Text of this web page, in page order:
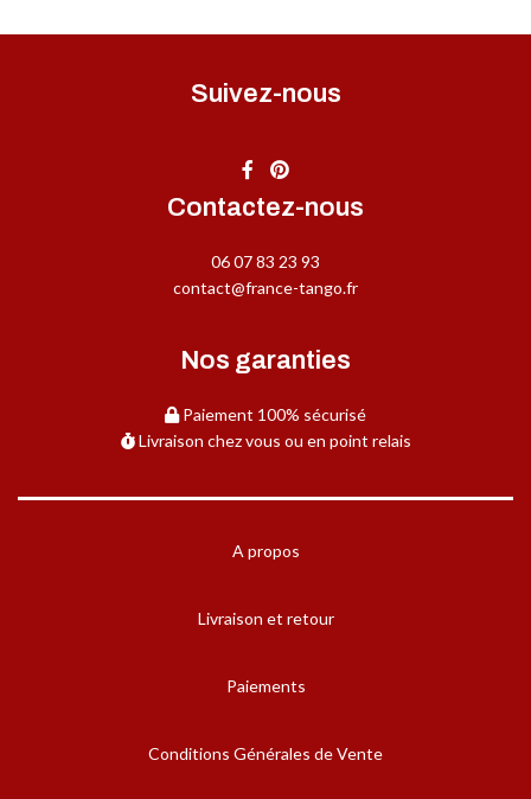
Suivez-nous
Contactez-nous
06 07 83 23 93
contact@france-tango.fr
Nos garanties
Paiement 100% sécurisé
Livraison chez vous ou en point relais
A propos
Livraison et retour
Paiements
Conditions Générales de Vente